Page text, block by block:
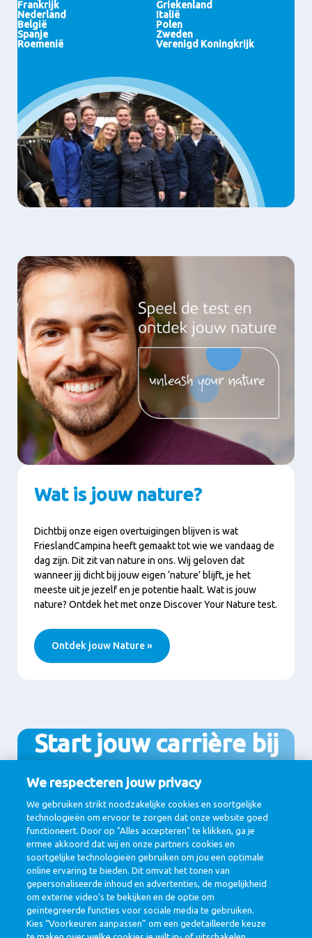
Frankrijk
Griekenland
Nederland
Italië
België
Polen
Spanje
Zweden
Roemenië
Verenigd Koningkrijk
Saoedi-Arabië
Singapore
Verenigde Arabische
Emiraten
Nieuw-Zeeland
Wat is jouw nature?
Dichtbij onze eigen overtuigingen blijven is wat
FrieslandCampina heeft gemaakt tot wie we vandaag de
dag zijn. Dit zit van nature in ons. Wij geloven dat
wanneer jij dicht bij jouw eigen ‘nature’ blijft, je het
meeste uit je jezelf en je potentie haalt. Wat is jouw
nature? Ontdek het met onze Discover Your Nature test.
Ontdek jouw Nature »
Start jouw carrière bij
FrieslandCampina
Bekijk alle vacatures
We respecteren jouw privacy
We gebruiken strikt noodzakelijke cookies en soortgelijke
technologieën om ervoor te zorgen dat onze website goed
functioneert. Door op "Alles accepteren" te klikken, ga je
ermee akkoord dat wij en onze partners cookies en
soortgelijke technologieën gebruiken om jou een optimale
online ervaring te bieden. Dit omvat het tonen van
gepersonaliseerde inhoud en advertenties, de mogelijkheid
om externe video’s te bekijken en de optie om
geïntegreerde functies voor sociale media te gebruiken.
Kies “Voorkeuren aanpassen” om een gedetailleerde keuze